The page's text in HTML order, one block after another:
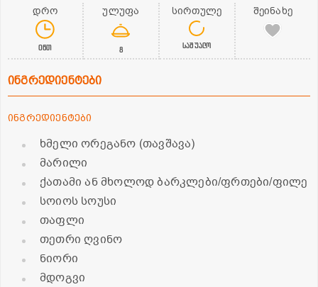
დრო
0წთ
ულუფა
8
სირთულე
საშუალო
შეინახე
ინგრედიენტები
ინგრედიენტები
ხმელი ორეგანო (თავშავა)
მარილი
ქათამი ან მხოლოდ ბარკლები/ფრთები/ფილე
სოიოს სოუსი
თაფლი
თეთრი ღვინო
ნიორი
მდოგვი